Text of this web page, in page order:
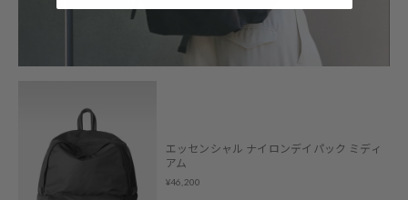
エッセンシャル ナイロンデイパック ミディ
アム
¥46,200